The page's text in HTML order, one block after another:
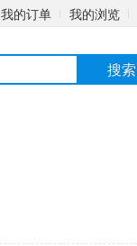
我的订单 我的浏览
搜索